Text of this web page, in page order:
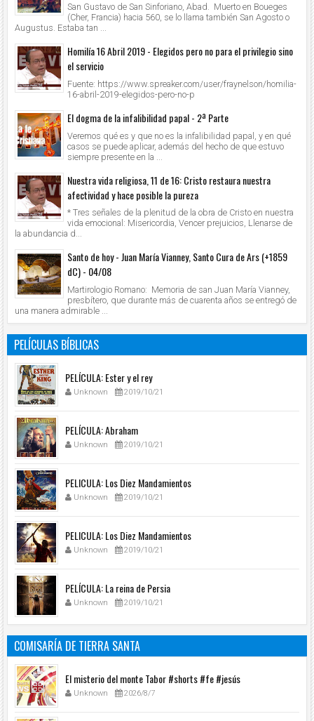
San Gustavo de San Sinforiano, Abad. Muerto en Boueges
(Cher, Francia) hacia 560, se lo llama también San Agosto o
Augustus. Estaba tan ...
Homilía 16 Abril 2019 - Elegidos pero no para el privilegio sino
el servicio
Fuente: https://www.spreaker.com/user/fraynelson/homilia-
16-abril-2019-elegidos-pero-no-p
El dogma de la infalibilidad papal - 2ª Parte
Veremos qué es y que no es la infalibilidad papal, y en qué
casos se puede aplicar, además del hecho de que estuvo
siempre presente en la ...
Nuestra vida religiosa, 11 de 16: Cristo restaura nuestra
afectividad y hace posible la pureza
* Tres señales de la plenitud de la obra de Cristo en nuestra
vida emocional: Misericordia, Vencer prejuicios, Llenarse de
la abundancia d...
Santo de hoy - Juan María Vianney, Santo Cura de Ars (+1859
dC) - 04/08
Martirologio Romano: Memoria de san Juan María Vianney,
presbítero, que durante más de cuarenta años se entregó de
una manera admirable ...
PELÍCULAS BÍBLICAS
PELÍCULA: Ester y el rey
Unknown 2019/10/21
PELÍCULA: Abraham
Unknown 2019/10/21
PELICULA: Los Diez Mandamientos
Unknown 2019/10/21
PELICULA: Los Diez Mandamientos
Unknown 2019/10/21
PELÍCULA: La reina de Persia
Unknown 2019/10/21
COMISARÍA DE TIERRA SANTA
El misterio del monte Tabor #shorts #fe #jesús
Unknown 2026/8/7